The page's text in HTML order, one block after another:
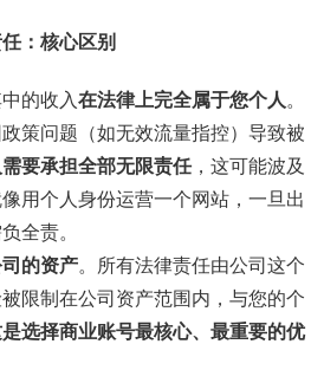
：核心区别
的收入在法律上完全属于您个人。
策问题（如无效流量指控）导致被
要承担全部无限责任，这可能波及
用个人身份运营一个网站，一旦出
全责。
的资产。所有法律责任由公司这个
限制在公司资产范围内，与您的个
选择商业账号最核心、最重要的优